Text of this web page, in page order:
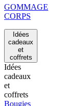
GOMMAGE
CORPS
Idées
cadeaux
et
coffrets
Idées
cadeaux
et
coffrets
Bougies